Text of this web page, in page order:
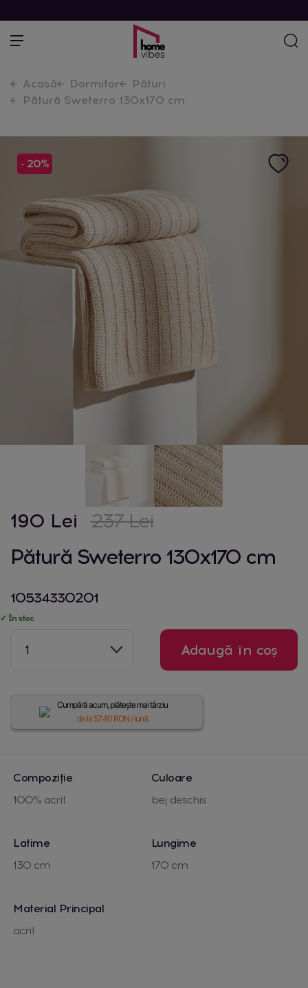
Acasă Dormitor
Pături
Pătură Sweterro 130x170 cm
- 20%
190 Lei 237 Lei
Pătură Sweterro 130x170 cm
10534330201
✓ În stoc
1 Adaugă în coș
Cumpără acum, plătește mai târziu
de la 57.40RON / lună
Compoziție
100% acril
Culoare
bej deschis
Latime
130 cm
Lungime
170 cm
Material Principal
acril